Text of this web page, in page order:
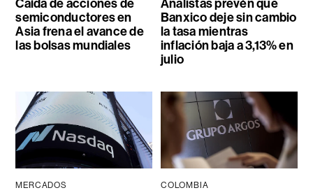
Caída de acciones de
semiconductores en
Asia frena el avance de
las bolsas mundiales
Analistas prevén que
Banxico deje sin cambio
la tasa mientras
inflación baja a 3,13% en
julio
MERCADOS COLOMBIA